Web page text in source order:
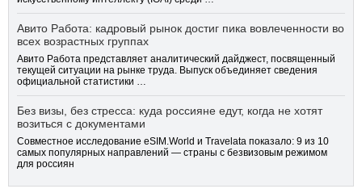
Авито Работа: кадровый рынок достиг пика вовлеченности во
всех возрастных группах
Авито Работа представляет аналитический дайджест, посвященный
текущей ситуации на рынке труда. Выпуск объединяет сведения
официальной статистики …
Без визы, без стресса: куда россияне едут, когда не хотят
возиться с документами
Совместное исследование eSIM.World и Travelata показало: 9 из 10
самых популярных направлений — страны с безвизовым режимом
для россиян